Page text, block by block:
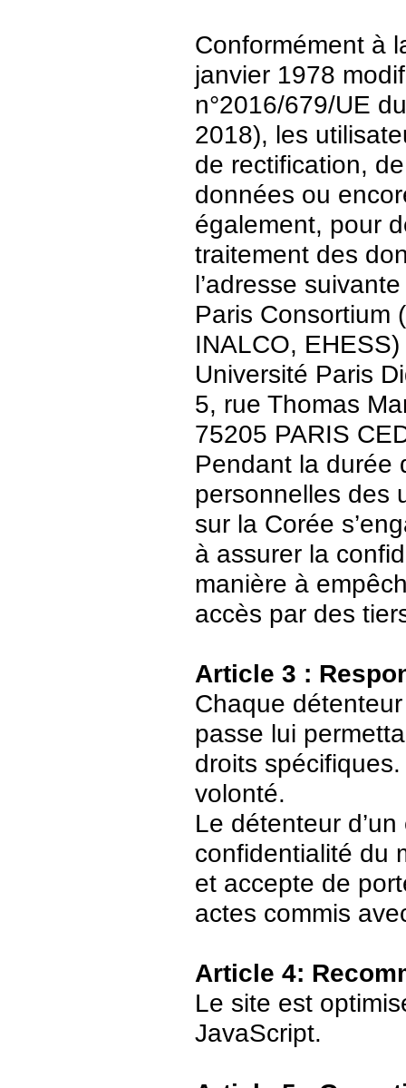
Conformément à
janvier 1978
n°2016/679/UE
2018), les
de rectification,
données ou
également, pour
traitement des
l’adresse
Paris Consortium
INALCO, EHESS)
Université Paris
5, rue Thomas
75205 PARIS
Pendant la durée
personnelles des
sur la Corée
à assurer la
manière à
accès par des
Article 3 :
Chaque
passe lui
droits
volonté.
Le détenteur
confidentialité du
et accepte de
actes commis
Article 4:
Le site est
JavaScript.